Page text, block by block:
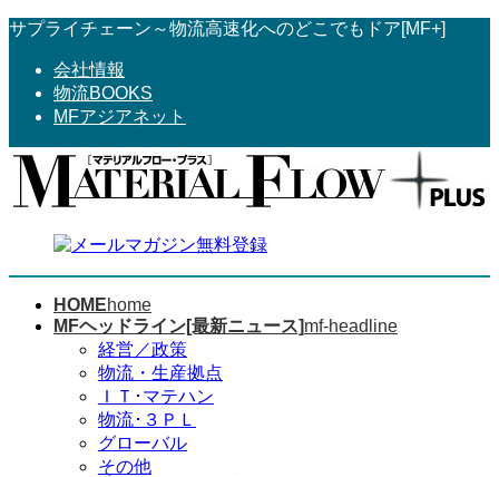
コ
へ
ス
ナ
ョ
ン
サプライチェーン～物流高速化へのどこでもドア[MF+]
会社情報
物流BOOKS
MFアジアネット
HOMEhome
MFヘッドライン[最新ニュース]mf-headline
経営／政策
物流・生産拠点
ＩＴ･マテハン
物流･３ＰＬ
グローバル
その他